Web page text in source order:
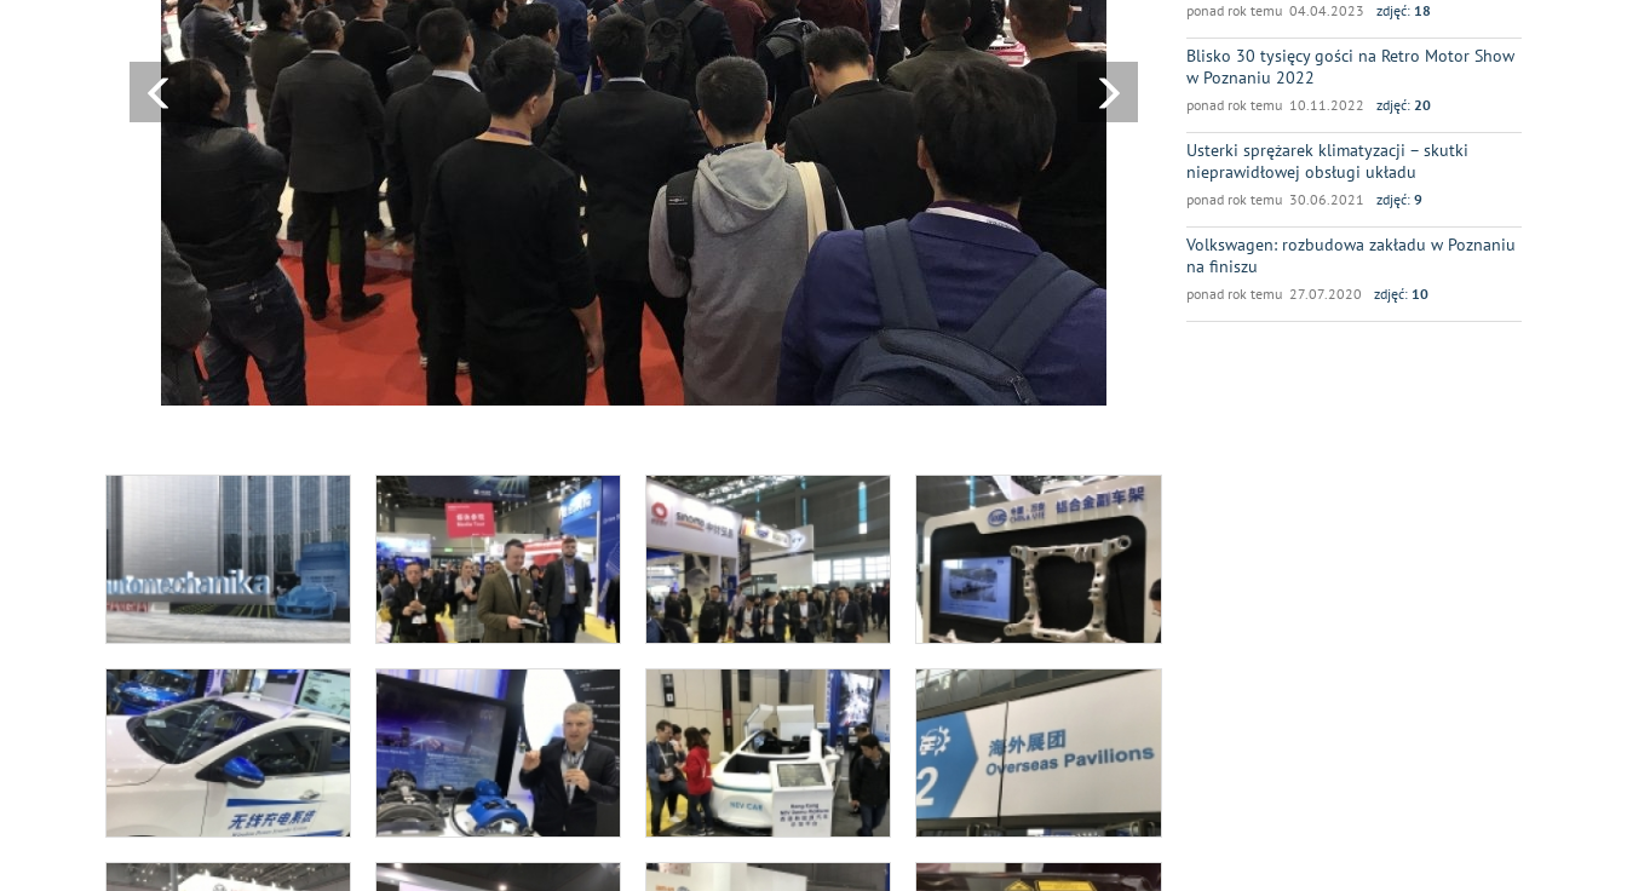
ponad rok temu 04.04.2023 zdjęć: 18
Blisko 30 tysięcy gości na Retro Motor Show
w Poznaniu 2022
ponad rok temu 10.11.2022 zdjęć: 20
Usterki sprężarek klimatyzacji – skutki
nieprawidłowej obsługi układu
ponad rok temu 30.06.2021 zdjęć: 9
Volkswagen: rozbudowa zakładu w Poznaniu
na finiszu
ponad rok temu 27.07.2020 zdjęć: 10